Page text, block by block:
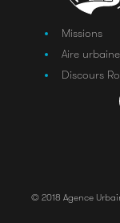
Missions
Aire
Discours
© 2018 Agence